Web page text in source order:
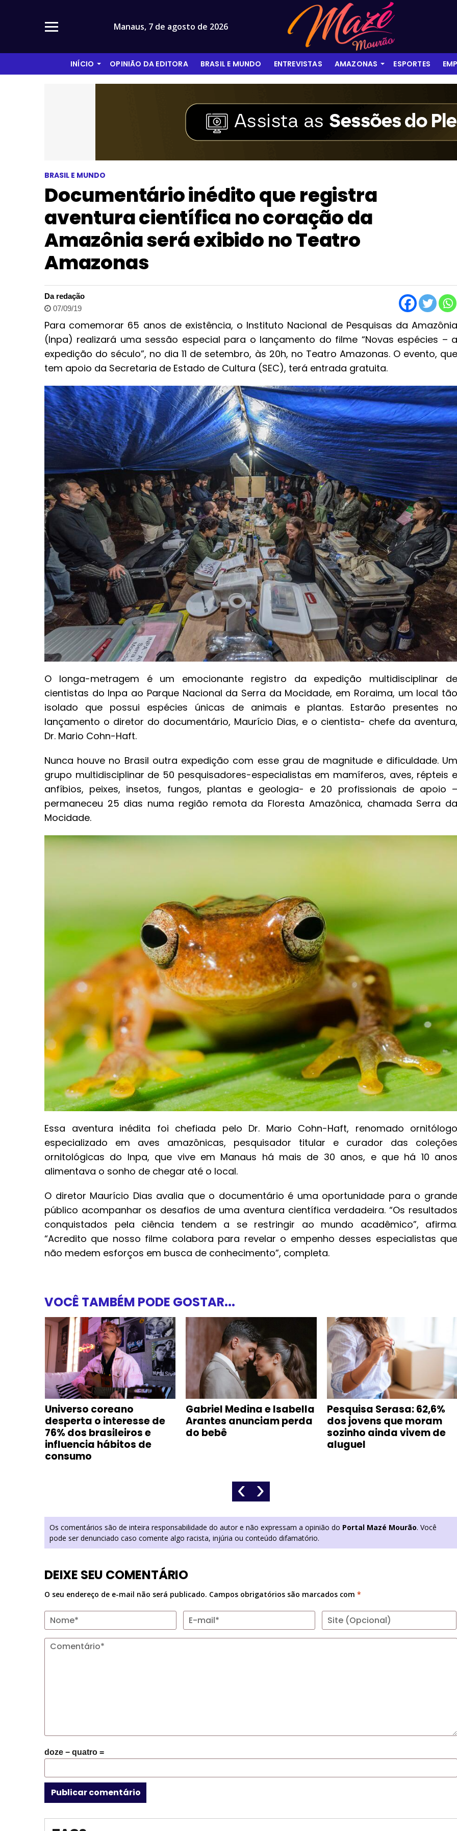
Manaus, 7 de agosto de 2026
INÍCIO OPINIÃO DA EDITORA BRASIL E MUNDO ENTREVISTAS AMAZONAS ESPORTES
BRASIL E MUNDO
Documentário inédito que registra
aventura científica no coração da
Amazônia será exibido no Teatro
Amazonas
Da redação
07/09/19
Para comemorar 65 anos de existência, o Instituto Nacional de Pesquisas da Amazônia
(Inpa) realizará uma sessão especial para o lançamento do filme “Novas espécies – a
expedição do século”, no dia 11 de setembro, às 20h, no Teatro Amazonas. O evento, que
tem apoio da Secretaria de Estado de Cultura (SEC), terá entrada gratuita.
O longa-metragem é um emocionante registro da expedição multidisciplinar de
cientistas do Inpa ao Parque Nacional da Serra da Mocidade, em Roraima, um local tão
isolado que possui espécies únicas de animais e plantas. Estarão presentes no
lançamento o diretor do documentário, Maurício Dias, e o cientista- chefe da aventura,
Dr. Mario Cohn-Haft.
Nunca houve no Brasil outra expedição com esse grau de magnitude e dificuldade. Um
grupo multidisciplinar de 50 pesquisadores-especialistas em mamíferos, aves, répteis e
anfíbios, peixes, insetos, fungos, plantas e geologia- e 20 profissionais de apoio –
permaneceu 25 dias numa região remota da Floresta Amazônica, chamada Serra da
Mocidade.
Essa aventura inédita foi chefiada pelo Dr. Mario Cohn-Haft, renomado ornitólogo
especializado em aves amazônicas, pesquisador titular e curador das coleções
ornitológicas do Inpa, que vive em Manaus há mais de 30 anos, e que há 10 anos
alimentava o sonho de chegar até o local.
O diretor Maurício Dias avalia que o documentário é uma oportunidade para o grande
público acompanhar os desafios de uma aventura científica verdadeira. “Os resultados
conquistados pela ciência tendem a se restringir ao mundo acadêmico”, afirma.
“Acredito que nosso filme colabora para revelar o empenho desses especialistas que
não medem esforços em busca de conhecimento”, completa.
VOCÊ TAMBÉM PODE GOSTAR...
Universo coreano
desperta o interesse de
76% dos brasileiros e
influencia hábitos de
consumo
Gabriel Medina e Isabella
Arantes anunciam perda
do bebê
Pesquisa Serasa: 62,6%
dos jovens que moram
sozinho ainda vivem de
aluguel
‹ ›
Os comentários são de inteira responsabilidade do autor e não expressam a opinião do Portal Mazé Mourão. Você
pode ser denunciado caso comente algo racista, injúria ou conteúdo difamatório.
DEIXE SEU COMENTÁRIO
O seu endereço de e-mail não será publicado. Campos obrigatórios são marcados com *
doze − quatro =